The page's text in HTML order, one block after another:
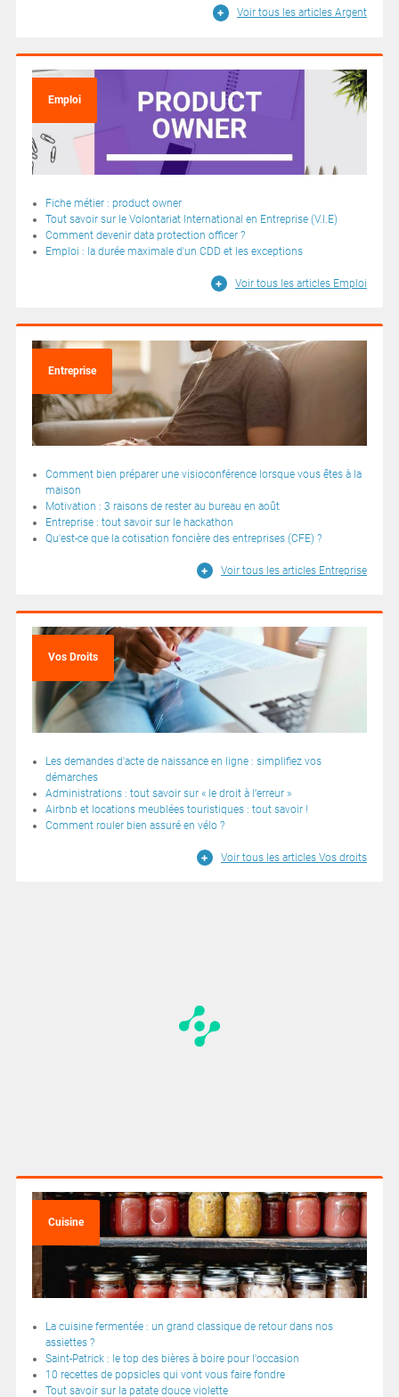
Voir tous les articles Argent
Emploi
Fiche métier : product owner
Tout savoir sur le Volontariat International en Entreprise (V.I.E)
Comment devenir data protection officer ?
Emploi : la durée maximale d'un CDD et les exceptions
Voir tous les articles Emploi
Entreprise
Comment bien préparer une visioconférence lorsque vous êtes à la
maison
Motivation : 3 raisons de rester au bureau en août
Entreprise : tout savoir sur le hackathon
Qu'est-ce que la cotisation foncière des entreprises (CFE) ?
Voir tous les articles Entreprise
Vos Droits
Les demandes d'acte de naissance en ligne : simplifiez vos
démarches
Administrations : tout savoir sur « le droit à l’erreur »
Airbnb et locations meublées touristiques : tout savoir !
Comment rouler bien assuré en vélo ?
Voir tous les articles Vos droits
Cuisine
La cuisine fermentée : un grand classique de retour dans nos
assiettes ?
Saint-Patrick : le top des bières à boire pour l'occasion
10 recettes de popsicles qui vont vous faire fondre
Tout savoir sur la patate douce violette